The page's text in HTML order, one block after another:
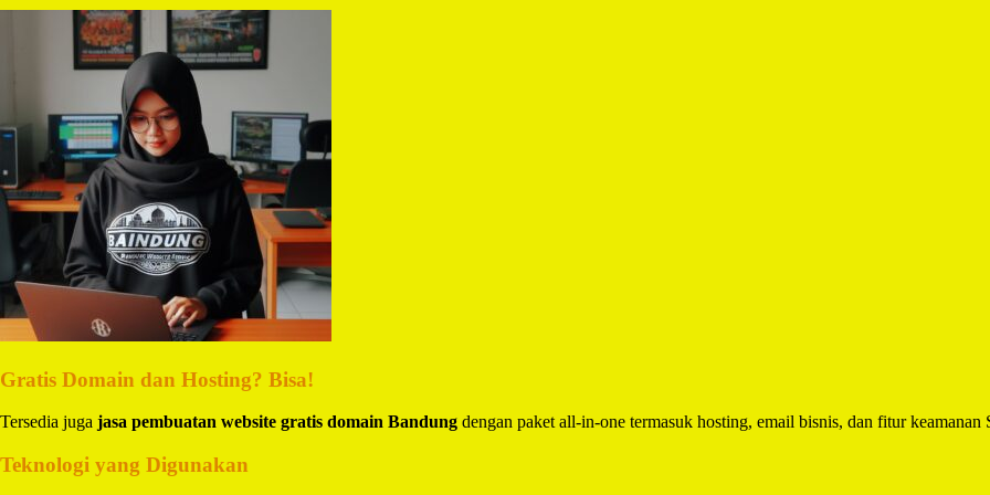
Gratis Domain dan Hosting? Bisa!
Tersedia juga jasa pembuatan website gratis domain Bandung dengan paket all-in-one termasuk hosting, email bisnis, dan fitur keamanan
Teknologi yang Digunakan